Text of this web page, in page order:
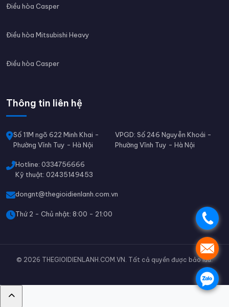
.
.
.
Điều hòa Casper
Điều hòa Mitsubishi Heavy
Điều hòa Casper
Thông tin liên hệ
Số 11M ngõ 622 Minh Khai -
Phường Vĩnh Tuy - Hà Nội
VPGD: Số 246 Nguyễn Khoái -
Phường Vĩnh Tuy - Hà Nội
Hotline: 0334756666
Kỹ thuật: 02435149453
dongnt@thegioidienlanh.com.vn
Thứ 2 - Chủ nhật: 8:00 - 21:00
© 2026 THEGIOIDIENLANH.COM.VN. Tất cả quyền được bảo lưu.